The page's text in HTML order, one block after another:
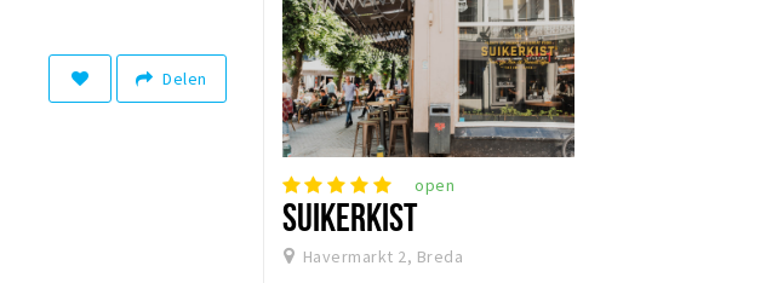
Delen
open
SUIKERKIST
Havermarkt 2, Breda